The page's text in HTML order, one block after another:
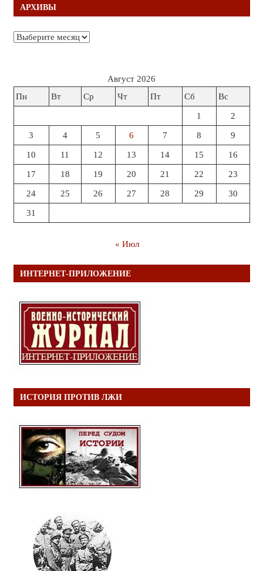
АРХИВЫ
Архивы
Август 2026
Пн
Вт Ср Чт Пт Сб Вс
1 2
3 4 5 6 7 8 9
10 11 12 13 14 15 16
17 18 19 20 21 22 23
24 25 26 27 28 29 30
31
« Июл
ИНТЕРНЕТ-ПРИЛОЖЕНИЕ
ИСТОРИЯ ПРОТИВ ЛЖИ